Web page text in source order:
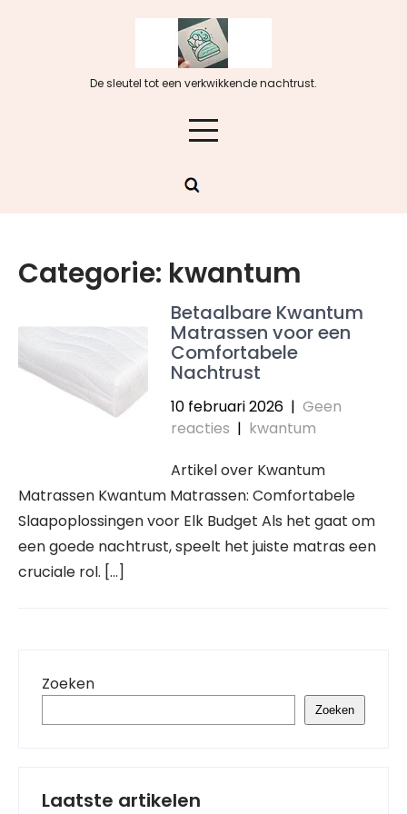
De sleutel tot een verkwikkende nachtrust.
Categorie: kwantum
Betaalbare Kwantum
Matrassen voor een
Comfortabele
Nachtrust
10 februari 2026 | Geen
reacties | kwantum
Artikel over Kwantum
Matrassen Kwantum Matrassen: Comfortabele
Slaapoplossingen voor Elk Budget Als het gaat om
een goede nachtrust, speelt het juiste matras een
cruciale rol. […]
Zoeken
Zoeken
Laatste artikelen